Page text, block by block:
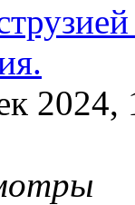
2024,